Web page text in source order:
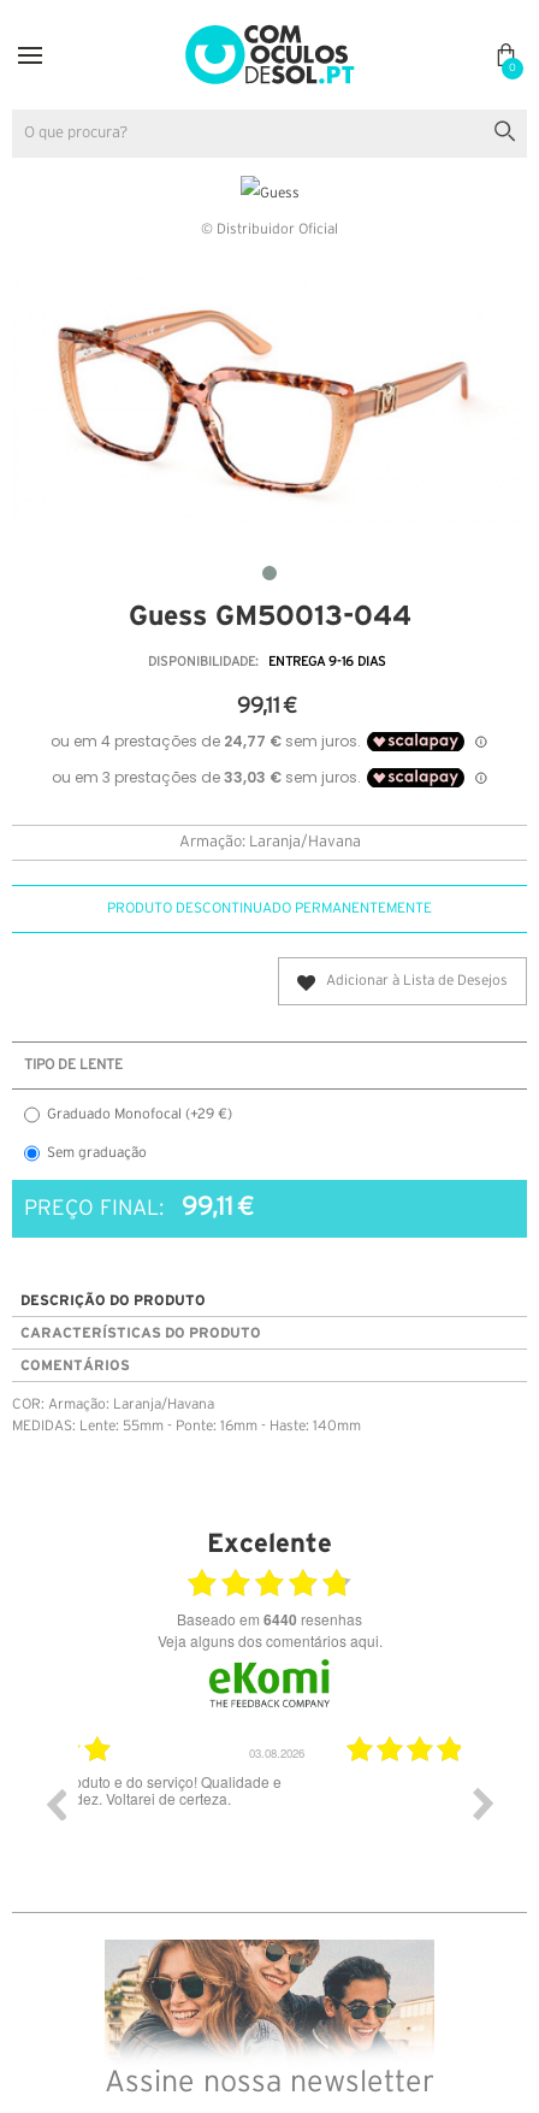
0
© Distribuidor Oficial
Guess GM50013-044
DISPONIBILIDADE: ENTREGA 9-16 DIAS
99,11 €
Armação: Laranja/Havana
PRODUTO DESCONTINUADO PERMANENTEMENTE
Adicionar à Lista de Desejos
TIPO DE LENTE
Graduado Monofocal (+29 €)
Sem graduação
PREÇO FINAL: 99,11 €
DESCRIÇÃO DO PRODUTO
CARACTERÍSTICAS DO PRODUTO
COMENTÁRIOS
COR: Armação: Laranja/Havana
MEDIDAS: Lente: 55mm - Ponte: 16mm - Haste: 140mm
Excelente
Baseado em 6440 resenhas
Veja alguns dos comentários aqui.
28.07.2026
Bons óculos.
Assine nossa newsletter